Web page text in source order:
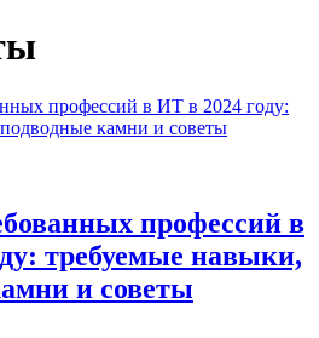
профессий в
требуемые навыки,
и советы